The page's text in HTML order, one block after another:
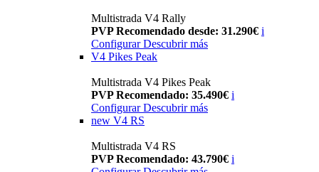
Multistrada V4 Rally
PVP Recomendado desde: 31.290€ i
Configurar Descubrir más
V4 Pikes Peak
Multistrada V4 Pikes Peak
PVP Recomendado: 35.490€ i
Configurar Descubrir más
new V4 RS
Multistrada V4 RS
PVP Recomendado: 43.790€ i